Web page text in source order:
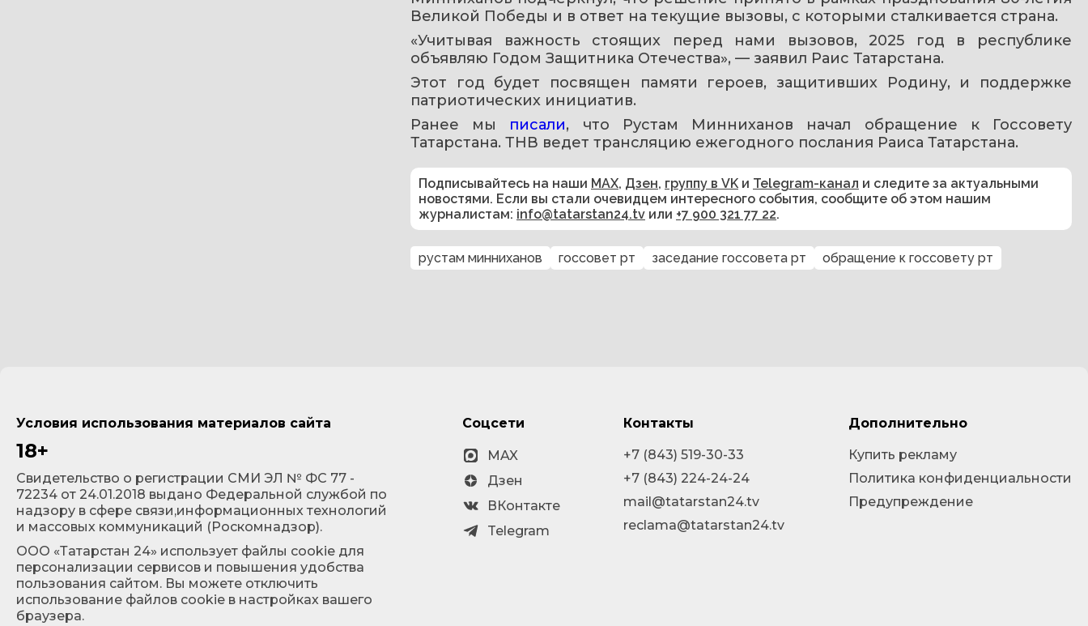
Великой Победы и в ответ на текущие вызовы, с которыми сталкивается страна.
«Учитывая важность стоящих перед нами вызовов, 2025 год в республике
объявляю Годом Защитника Отечества», — заявил Раис Татарстана.
Этот год будет посвящен памяти героев, защитивших Родину, и поддержке
патриотических инициатив.
Ранее мы писали, что Рустам Минниханов начал обращение к Госсовету
Татарстана. ТНВ ведет трансляцию ежегодного послания Раиса Татарстана.
Подписывайтесь на наши MAX, Дзен, группу в VK и Telegram-канал и следите за актуальными
новостями. Если вы стали очевидцем интересного события, сообщите об этом нашим
журналистам: info@tatarstan24.tv или +7 900 321 77 22.
рустам минниханов госсовет рт заседание госсовета рт обращение к госсовету рт
Условия использования материалов сайта
18+
Cвидетельство о регистрации СМИ ЭЛ № ФС 77 -
72234 от 24.01.2018 выдано Федеральной службой по
надзору в сфере связи,информационных технологий
и массовых коммуникаций (Роскомнадзор).
ООО «Татарстан 24» использует файлы cookie для
персонализации сервисов и повышения удобства
пользования сайтом. Вы можете отключить
использование файлов cookie в настройках вашего
браузера.
Соцсети
MAX
Дзен
ВКонтакте
Telegram
Контакты
+7 (843) 519-30-33
+7 (843) 224-24-24
mail@tatarstan24.tv
reclama@tatarstan24.tv
Дополнительно
Купить рекламу
Политика конфиденциальности
Предупреждение